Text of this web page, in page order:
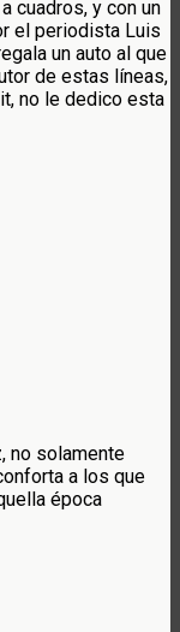
cuadros, y con un
el periodista Luis
un auto al que
de estas líneas,
no le dedico esta
no solamente
a los que
época